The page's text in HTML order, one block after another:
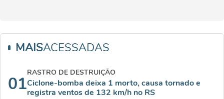
MAISACESSADAS
01
RASTRO DE DESTRUIÇÃO
Ciclone-bomba deixa 1 morto, causa tornado e
registra ventos de 132 km/h no RS